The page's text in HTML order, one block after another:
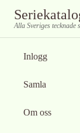
Alla Sveriges tecknade
Inlogg
Samla
Om oss